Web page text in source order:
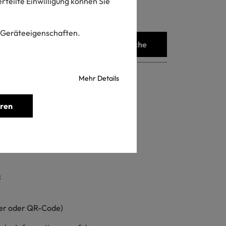
Mehr Details
Suche
oder QR-Code)